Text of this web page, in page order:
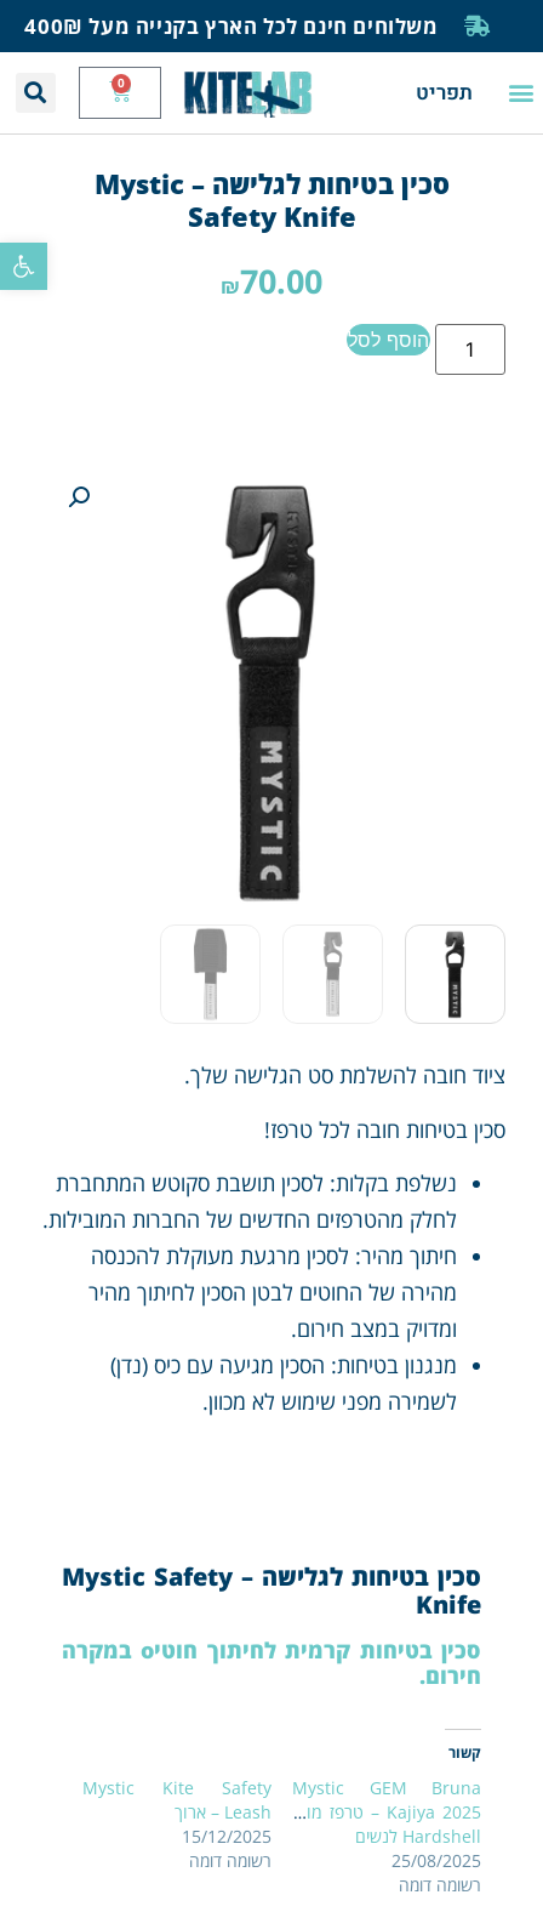
פתח
משלוחים חינם לכל הארץ בקנייה מעל 400₪
תפריט 0
ציוד חובה להשלמת סט הגלישה שלך.
סכין בטיחות חובה לכל טרפז!
נשלפת בקלות: לסכין תושבת סקוטש המתחברת
לחלק מהטרפזים החדשים של החברות המובילות.
חיתוך מהיר: לסכין מרגעת מעוקלת להכנסה
מהירה של החוטים לבטן הסכין לחיתוך מהיר
ומדויק במצב חירום.
מנגנון בטיחות: הסכין מגיעה עם כיס (נדן)
לשמירה מפני שימוש לא מכוון.
סכין בטיחות לגלישה – Mystic
Safety Knife
₪70.00
הוסף לסל
סכין בטיחות לגלישה – Mystic Safety
Knife
סכין בטיחות קרמית לחיתוך חוטיo במקרה
חירום.
קשור
Mystic GEM Bruna
Kajiya 2025 – טרפז מותן
Hardshell לנשים
25/08/2025
רשומה דומה
Mystic Kite Safety
Leash – ארוך
15/12/2025
רשומה דומה